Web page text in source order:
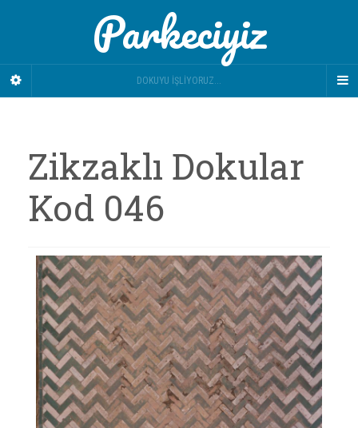
Parkeciyiz
DOKUYU İŞLIYORUZ...
Zikzaklı Dokular
Kod 046